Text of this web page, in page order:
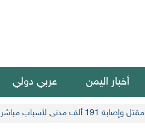
أخبار اليمن عربي دولي
مقتل وإصابة 191 ألف مدني لأسباب مباشرة وغير مباشرة في أحدث حصيلة حوثية